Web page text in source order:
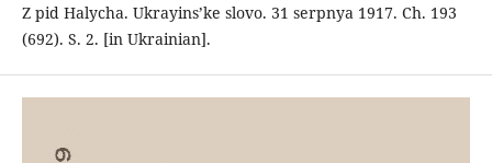
Z pid Halycha. Ukrayins’ke slovo. 31 serpnya 1917. Ch. 193
(692). S. 2. [in Ukrainian].